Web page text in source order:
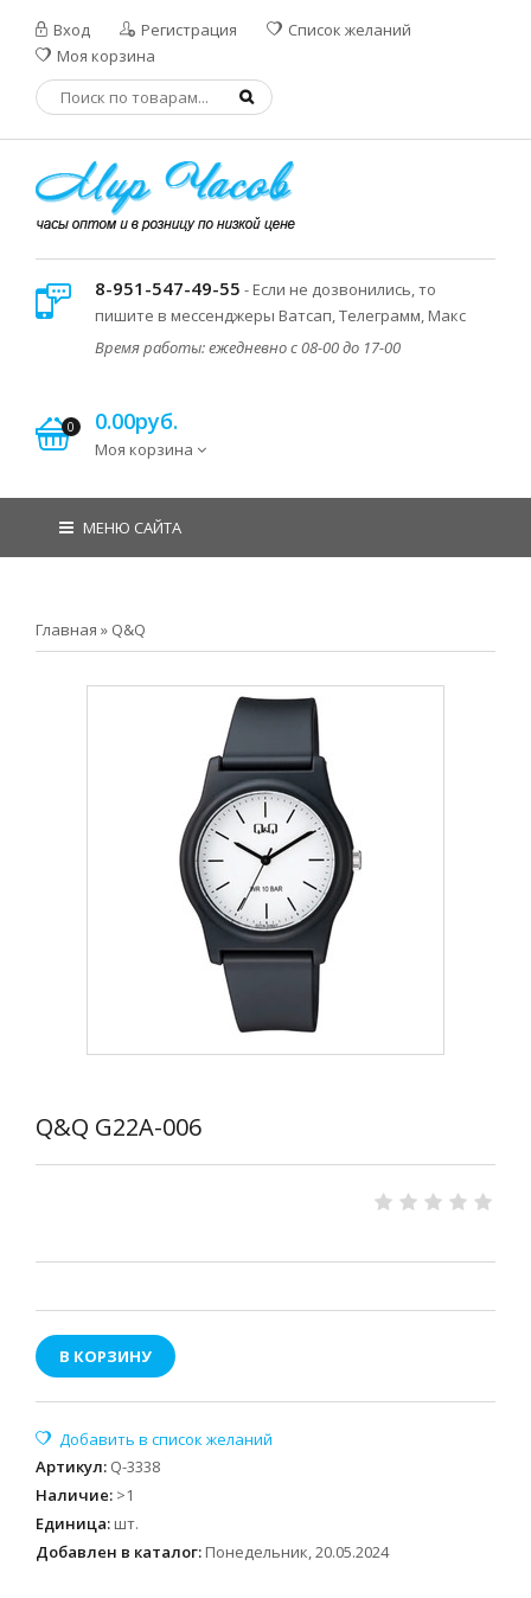
Вход Регистрация
Список желаний
Моя корзина
8-951-547-49-55 - Если не дозвонились, то
пишите в мессенджеры Ватсап, Телеграмм, Макс
Время работы: ежедневно с 08-00 до 17-00
0 0.00руб.
Моя корзина
МЕНЮ САЙТА
Главная » Q&Q
Q&Q G22A-006
В КОРЗИНУ
Артикул: Q-3338
Наличие: >1
Единица: шт.
Добавлен в каталог: Понедельник, 20.05.2024